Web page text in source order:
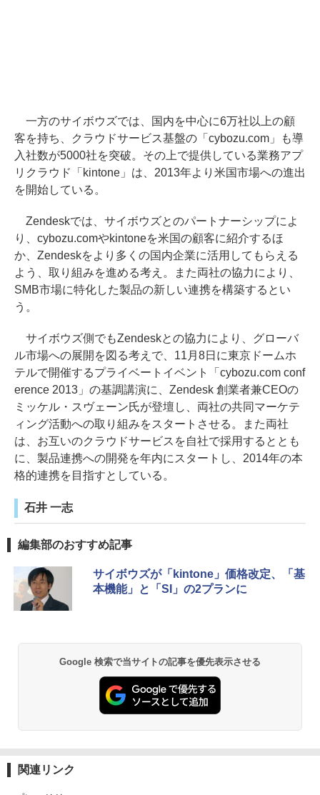
一方のサイボウズでは、国内を中心に6万社以上の顧
客を持ち、クラウドサービス基盤の「cybozu.com」も導
入社数が5000社を突破。その上で提供している業務アプ
リクラウド「kintone」は、2013年より米国市場への進出
を開始している。
Zendeskでは、サイボウズとのパートナーシップによ
り、cybozu.comやkintoneを米国の顧客に紹介するほ
か、Zendeskをより多くの国内企業に活用してもらえる
よう、取り組みを進める考え。また両社の協力により、
SMB市場に特化した製品の新しい連携を構築するとい
う。
サイボウズ側でもZendeskとの協力により、グローバ
ル市場への展開を図る考えで、11月8日に東京ドームホ
テルで開催するプライベートイベント「cybozu.com conf
erence 2013」の基調講演に、Zendesk 創業者兼CEOの
ミッケル・スヴェーン氏が登壇し、両社の共同マーケテ
ィング活動への取り組みをスタートさせる。また両社
は、お互いのクラウドサービスを自社で採用するととも
に、製品連携への開発を年内にスタートし、2014年の本
格的連携を目指すとしている。
石井 一志
編集部のおすすめ記事
サイボウズが「kintone」価格改定、「基
本機能」と「SI」の2プランに
Google 検索で当サイトの記事を優先表示させる
関連リンク